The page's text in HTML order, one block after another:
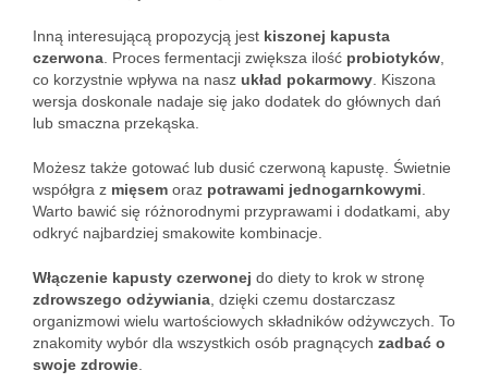
Inną interesującą propozycją jest kiszonej kapusta
czerwona . Proces fermentacji zwiększa ilość probiotyków
co korzystnie wpływa na nasz układ pokarmowy . Kiszona
wersja doskonale nadaje się jako dodatek do głównych dań
lub smaczna przekąska.
Możesz także gotować lub dusić czerwoną kapustę. Świetnie
współgra z mięsem oraz potrawami jednogarnkowymi
Warto bawić się różnorodnymi przyprawami i dodatkami, aby
odkryć najbardziej smakowite kombinacje.
Włączenie kapusty czerwonej do diety to krok w stronę
zdrowszego odżywiania , dzięki czemu dostarczasz
organizmowi wielu wartościowych składników odżywczych. To
znakomity wybór dla wszystkich osób pragnących zadbać o
swoje zdrowie